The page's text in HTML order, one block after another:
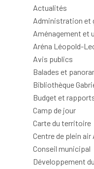
Actualités
Administration et
Aménagement et
Aréna Léopold-
Avis publics
Balades et
Bibliothèque
Budget et
Camp de jour
Carte du territoire
Centre de plein
Conseil municipal
Développement